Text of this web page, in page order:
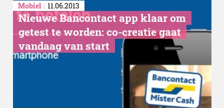
Mobiel 11.06.2013
Nieuwe Bancontact app klaar om
getest te worden: co-creatie gaat
vandaag van start